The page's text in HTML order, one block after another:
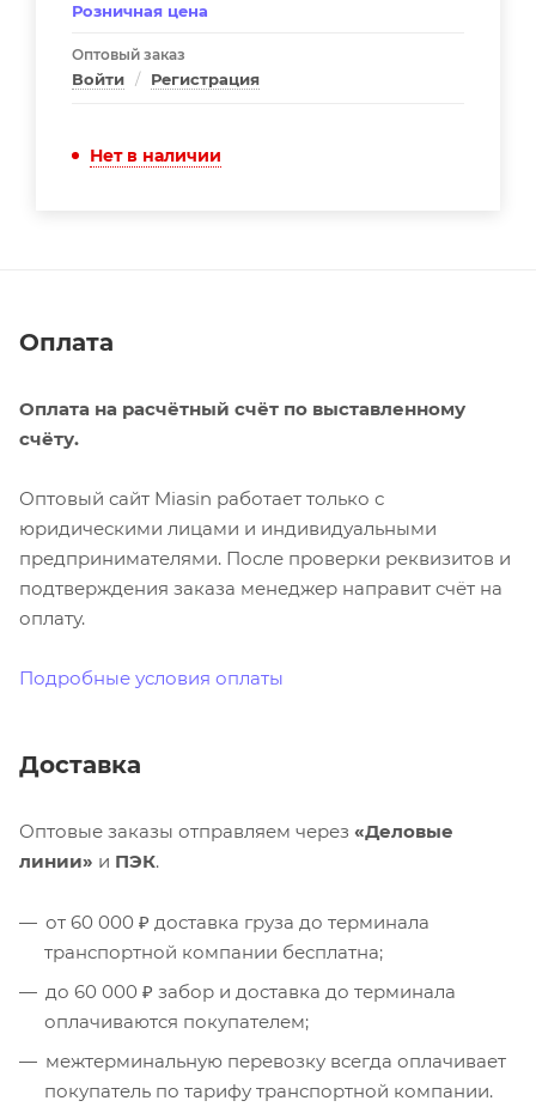
Розничная цена
Оптовый заказ
Войти / Регистрация
Нет в наличии
Оплата
Оплата на расчётный счёт по выставленному
счёту.
Оптовый сайт Miasin работает только с
юридическими лицами и индивидуальными
предпринимателями. После проверки реквизитов и
подтверждения заказа менеджер направит счёт на
оплату.
Подробные условия оплаты
Доставка
Оптовые заказы отправляем через «Деловые
линии» и ПЭК.
от 60 000 ₽ доставка груза до терминала
транспортной компании бесплатна;
до 60 000 ₽ забор и доставка до терминала
оплачиваются покупателем;
межтерминальную перевозку всегда оплачивает
покупатель по тарифу транспортной компании.